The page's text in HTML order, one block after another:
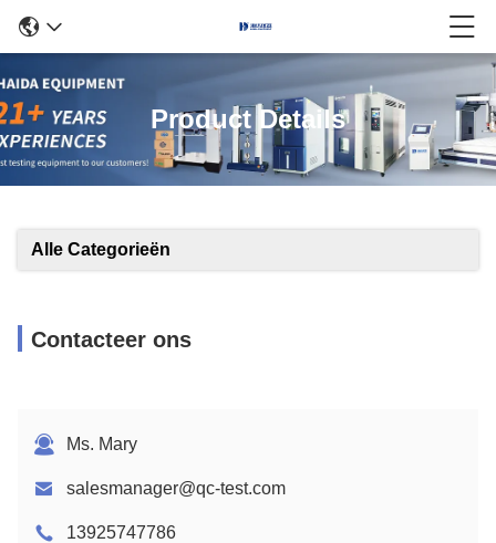
Product Details
Alle Categorieën
Contacteer ons
Ms. Mary
salesmanager@qc-test.com
13925747786